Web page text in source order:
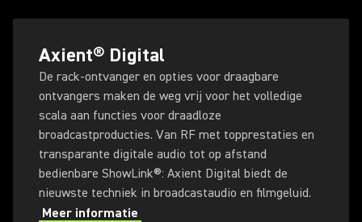
Wakeboarding en op avontuur in
TwinPlex | Op locatie getest |
Michael Abbott
TwinPlex | Op locatie getest |
Axient® Digital
De rack-ontvanger en opties voor draagbare
ontvangers maken de weg vrij voor het volledige
scala aan functies voor draadloze
broadcastproducties. Van RF met topprestaties en
transparante digitale audio tot op afstand
bedienbare ShowLink®: Axient Digital biedt de
nieuwste techniek in broadcastaudio en filmgeluid.
Meer informatie